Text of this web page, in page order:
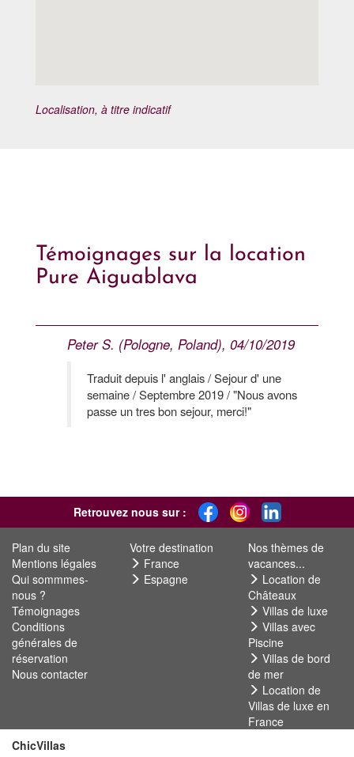
Localisation, à titre indicatif
Témoignages sur la location
Pure Aiguablava
Peter S. (Pologne, Poland), 04/10/2019
Traduit depuis l' anglais / Sejour d' une
semaine / Septembre 2019 / "Nous avons
passe un tres bon sejour, merci!"
Retrouvez nous sur :
Plan du site
Mentions légales
Qui sommmes-
nous ?
Témoignages
Conditions
générales de
réservation
Nous contacter
Votre destination
France
Espagne
Nos thèmes de
vacances...
Location de
Châteaux
Villas de luxe
Villas avec
Piscine
Villas de bord
de mer
Location de
Villas de luxe en
France
ChicVillas